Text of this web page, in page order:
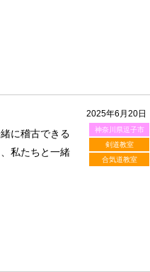
2025年6月20日
神奈川県逗子市
剣道教室
合気道教室
に稽古できる
私たちと一緒